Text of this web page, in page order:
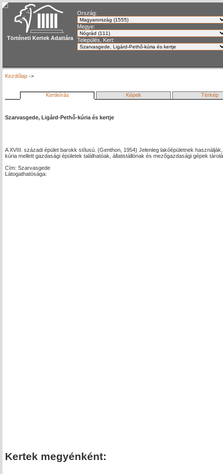
Történeti Kertek Adattára
Ország:
Megye:
Település, Kert:
Kezdőlap ->
Kertleírás Képek Térkép
Szarvasgede, Ligárd-Pethő-kúria és kertje
A XVIII. századi épület barokk stílusú. (Genthon, 1954) Jelenleg lakóépületnek
kúria mellett gazdasági épületek találhatóak, állatistállónak és mezőgazdasági gépek
Cím: Szarvasgede
Látogathatósága:
Kertek megyénként: